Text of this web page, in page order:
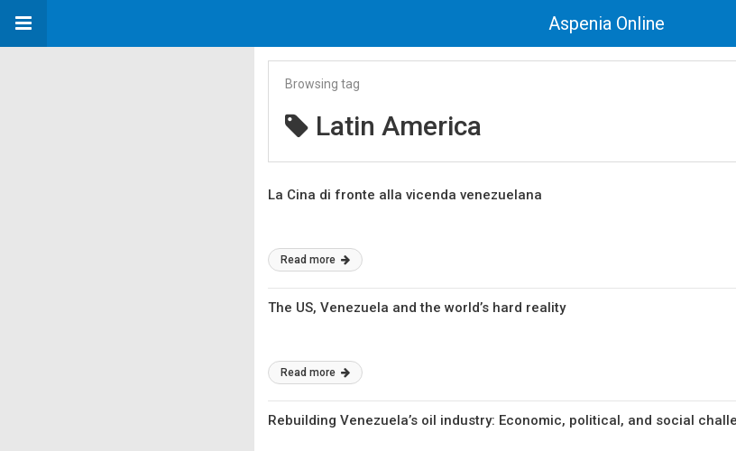
Aspenia Online
Browsing tag
Latin America
La Cina di fronte alla vicenda venezuelana
Read more
The US, Venezuela and the world’s hard reality
Read more
Rebuilding Venezuela’s oil industry: Economic, political, and social